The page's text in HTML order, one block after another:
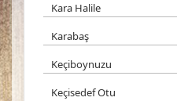
Kara Halile
Karabaş
Keçiboynuzu
Keçisedef Otu